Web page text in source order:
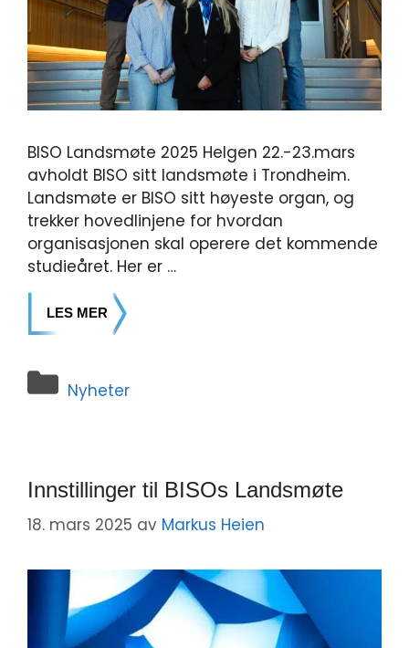
BISO Landsmøte 2025 Helgen 22.-23.mars
avholdt BISO sitt landsmøte i Trondheim.
Landsmøte er BISO sitt høyeste organ, og
trekker hovedlinjene for hvordan
organisasjonen skal operere det kommende
studieåret. Her er …
LES MER
Nyheter
Innstillinger til BISOs Landsmøte
18. mars 2025 av Markus Heien